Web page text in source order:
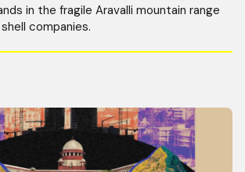
in the fragile Aravalli mountain range
companies.